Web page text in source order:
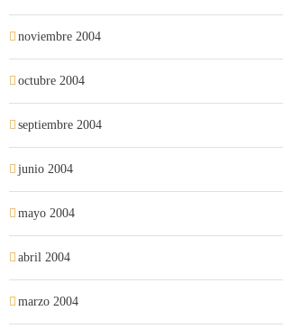
noviembre 2004
octubre 2004
septiembre 2004
junio 2004
mayo 2004
abril 2004
marzo 2004